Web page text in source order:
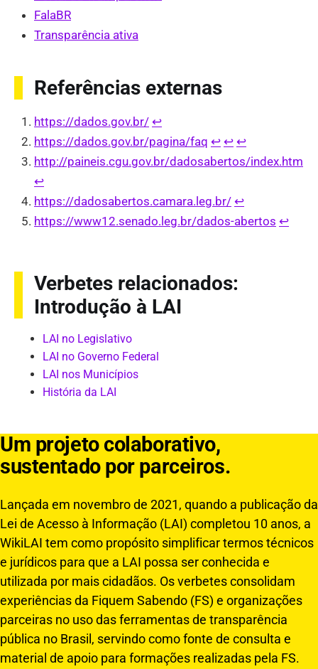
FalaBR
Transparência ativa
Referências externas
https://dados.gov.br/ ↩︎
https://dados.gov.br/pagina/faq ↩︎ ↩︎ ↩︎
http://paineis.cgu.gov.br/dadosabertos/index.htm
↩︎
https://dadosabertos.camara.leg.br/ ↩︎
https://www12.senado.leg.br/dados-abertos ↩︎
Verbetes relacionados:
Introdução à LAI
LAI no Legislativo
LAI no Governo Federal
LAI nos Municípios
História da LAI
Um projeto colaborativo,
sustentado por parceiros.
Lançada em novembro de 2021, quando a publicação da
Lei de Acesso à Informação (LAI) completou 10 anos, a
WikiLAI tem como propósito simplificar termos técnicos
e jurídicos para que a LAI possa ser conhecida e
utilizada por mais cidadãos. Os verbetes consolidam
experiências da Fiquem Sabendo (FS) e organizações
parceiras no uso das ferramentas de transparência
pública no Brasil, servindo como fonte de consulta e
material de apoio para formações realizadas pela FS.